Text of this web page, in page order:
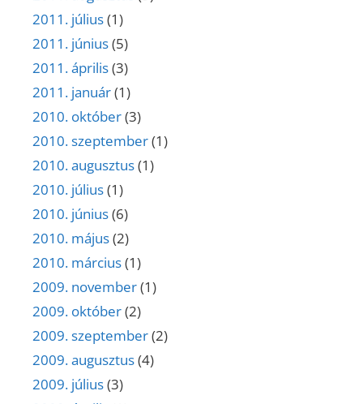
2011. július(1)
2011. június(5)
2011. április(3)
2011. január(1)
2010. október(3)
2010. szeptember(1)
2010. augusztus(1)
2010. július(1)
2010. június(6)
2010. május(2)
2010. március(1)
2009. november(1)
2009. október(2)
2009. szeptember(2)
2009. augusztus(4)
2009. július(3)